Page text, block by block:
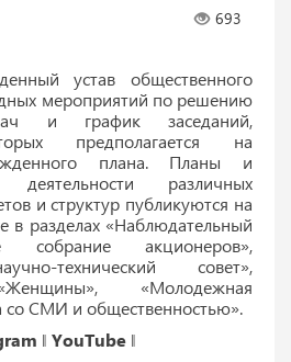
693
устав общественного
мероприятий по решению
и график заседаний,
предполагается на
плана. Планы и
различных
и структур публикуются на
в разделах «Наблюдательный
собрание акционеров»,
технический совет»,
«Молодежная
со СМИ и общественностью».
‖ YouTube ‖